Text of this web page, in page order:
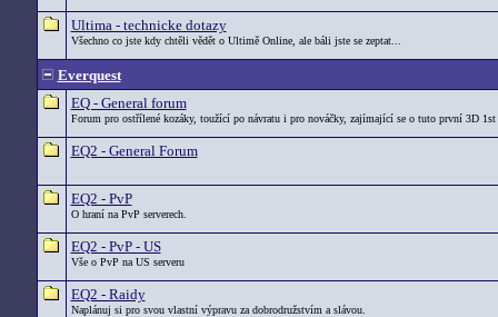
Ultima - technicke dotazy
Všechno co jste kdy chtěli vědět o Ultimě Online, ale báli jste se zeptat...
Everquest
EQ - General forum
Forum pro ostřílené kozáky, toužící po návratu i pro nováčky, zajímající se o tuto první 3D 1st
EQ2 - General Forum
EQ2 - PvP
O hraní na PvP serverech.
EQ2 - PvP - US
Vše o PvP na US serveru
EQ2 - Raidy
Naplánuj si pro svou vlastní výpravu za dobrodružstvím a slávou.